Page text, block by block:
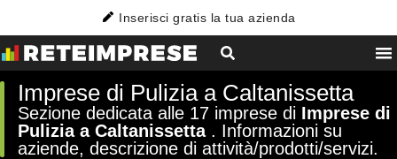
Inserisci gratis la tua azienda
Imprese di Pulizia a Caltanissetta
Sezione dedicata alle 17 imprese di Imprese di
Pulizia a Caltanissetta. Informazioni su
aziende, descrizione di attività/prodotti/servizi.